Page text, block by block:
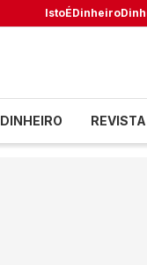
IstoÉDinheiro
DINHEIRO REVISTA